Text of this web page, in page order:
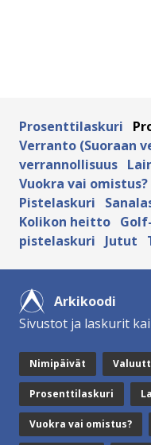
Prosenttilaskuri
Verranto (Suoraan
verrannollisuus
Vuokra vai omistus?
Pistelaskuri
Kolikon heitto
pistelaskuri
Jutut
Arkikoodi
Sivustot ja laskurit
Nimipäivät
Prosenttilaskuri
Vuokra vai omistus?